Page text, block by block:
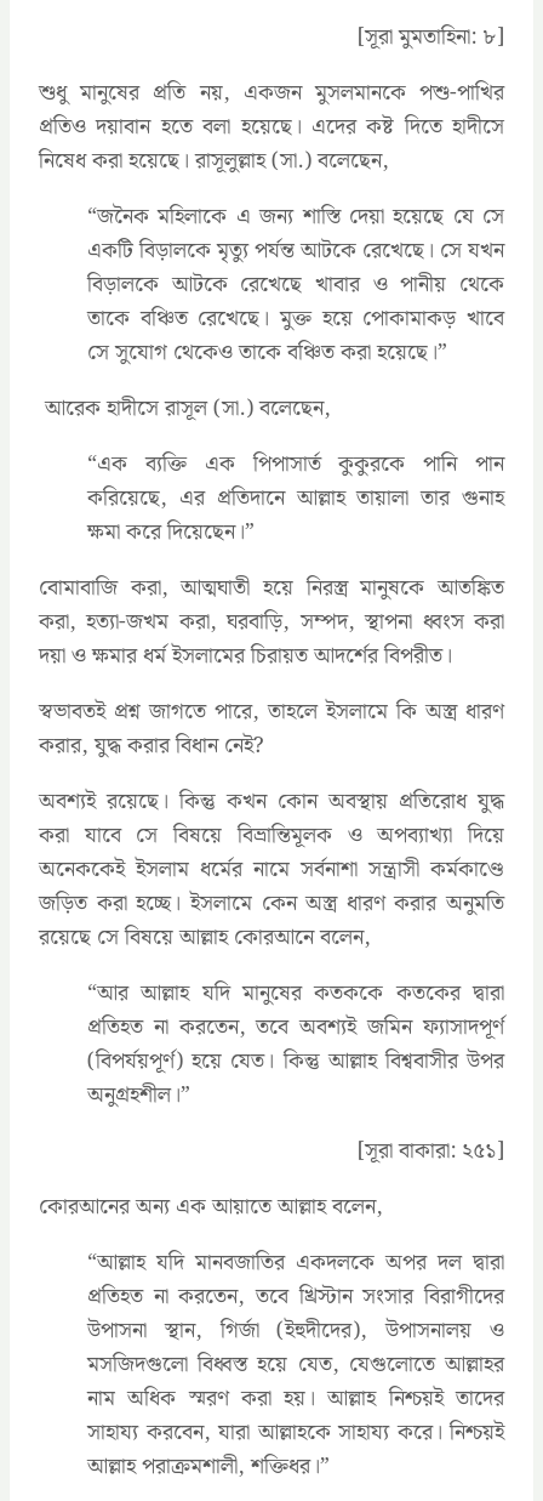
[সূরা মুমতাহিনা: ৮]
শুধু মানুষের প্রতি নয়, একজন মুসলমানকে পশু-পাখির
প্রতিও দয়াবান হতে বলা হয়েছে। এদের কষ্ট দিতে হাদীসে
নিষেধ করা হয়েছে। রাসূলুল্লাহ (সা.) বলেছেন,
‍“জনৈক মহিলাকে এ জন্য শাস্তি দেয়া হয়েছে যে সে
একটি বিড়ালকে মৃত্যু পর্যন্ত আটকে রেখেছে। সে যখন
বিড়ালকে আটকে রেখেছে খাবার ও পানীয় থেকে
তাকে বঞ্চিত রেখেছে। মুক্ত হয়ে পোকামাকড় খাবে
সে সুযোগ থেকেও তাকে বঞ্চিত করা হয়েছে।”
আরেক হাদীসে রাসূল (সা.) বলেছেন,
‍“এক ব্যক্তি এক পিপাসার্ত কুকুরকে পানি পান
করিয়েছে, এর প্রতিদানে আল্লাহ তায়ালা তার গুনাহ
ক্ষমা করে দিয়েছেন।”
বোমাবাজি করা, আত্মঘাতী হয়ে নিরস্ত্র মানুষকে আতঙ্কিত
করা, হত্যা-জখম করা, ঘরবাড়ি, সম্পদ, স্থাপনা ধ্বংস করা
দয়া ও ক্ষমার ধর্ম ইসলামের চিরায়ত আদর্শের বিপরীত।
স্বভাবতই প্রশ্ন জাগতে পারে, তাহলে ইসলামে কি অস্ত্র ধারণ
করার, যুদ্ধ করার বিধান নেই?
অবশ্যই রয়েছে। কিন্তু কখন কোন অবস্থায় প্রতিরোধ যুদ্ধ
করা যাবে সে বিষয়ে বিভ্রান্তিমূলক ও অপব্যাখ্যা দিয়ে
অনেককেই ইসলাম ধর্মের নামে সর্বনাশা সন্ত্রাসী কর্মকাণ্ডে
জড়িত করা হচ্ছে। ইসলামে কেন অস্ত্র ধারণ করার অনুমতি
রয়েছে সে বিষয়ে আল্লাহ কোরআনে বলেন,
‍“আর আল্লাহ যদি মানুষের কতককে কতকের দ্বারা
প্রতিহত না করতেন, তবে অবশ্যই জমিন ফ্যাসাদপূর্ণ
(বিপর্যয়পূর্ণ) হয়ে যেত। কিন্তু আল্লাহ বিশ্ববাসীর উপর
অনুগ্রহশীল।”
[সূরা বাকারা: ২৫১]
কোরআনের অন্য এক আয়াতে আল্লাহ বলেন,
‍“আল্লাহ যদি মানবজাতির একদলকে অপর দল দ্বারা
প্রতিহত না করতেন, তবে খ্রিস্টান সংসার বিরাগীদের
উপাসনা স্থান, গির্জা (ইহুদীদের), উপাসনালয় ও
মসজিদগুলো বিধ্বস্ত হয়ে যেত, যেগুলোতে আল্লাহর
নাম অধিক স্মরণ করা হয়। আল্লাহ নিশ্চয়ই তাদের
সাহায্য করবেন, যারা আল্লাহকে সাহায্য করে। নিশ্চয়ই
আল্লাহ পরাক্রমশালী, শক্তিধর।”